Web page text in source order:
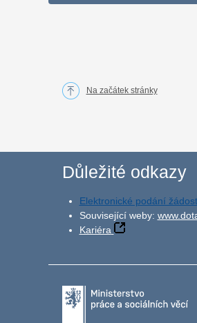
Na začátek stránky
Důležité odkazy
Elektronické podání
Související weby:
Kariéra